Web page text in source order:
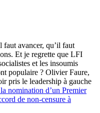
faut avancer, qu’il faut
Et je regrette que LFI
et les insoumis
populaire ? Olivier Faure,
pris le leadership à gauche
nomination d’un Premier
de non-censure à